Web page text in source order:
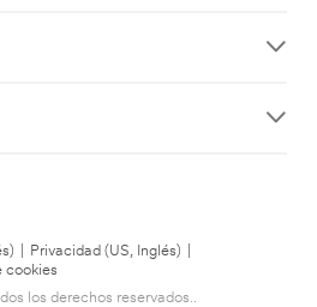
Privacidad (US, Inglés)
cookies
los derechos reservados..